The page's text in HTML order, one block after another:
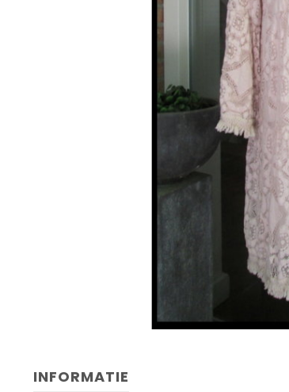
INFORMATIE